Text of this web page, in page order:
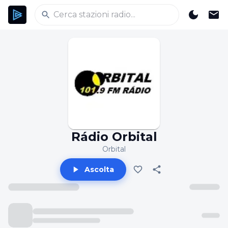
Rádio Orbital
Orbital
Ascolta